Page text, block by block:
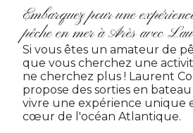
Embarquez pour une
pêche en mer à Arès avec
Si vous êtes un amateur de
que vous cherchez une
ne cherchez plus ! Laurent
propose des sorties en
vivre une expérience unique
cœur de l'océan Atlantique.